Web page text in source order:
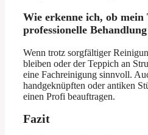
Wie erkenne ich, ob mein
professionelle
Wenn trotz sorgfältiger
bleiben oder der Teppich an
eine Fachreinigung sinnvoll.
handgeknüpften oder antiken
einen Profi beauftragen.
Fazit